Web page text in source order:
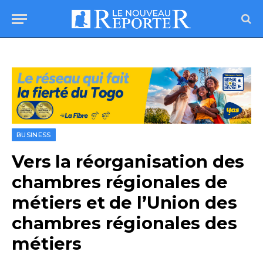
BUSINESS
Vers la réorganisation des
chambres régionales de
métiers et de l’Union des
chambres régionales des
métiers